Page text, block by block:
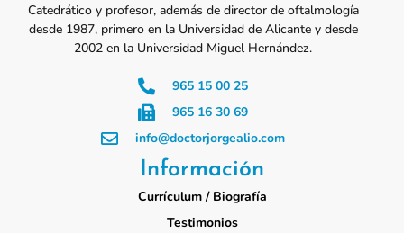
Catedrático y profesor, además de director de oftalmología
desde 1987, primero en la Universidad de Alicante y desde
2002 en la Universidad Miguel Hernández.
965 15 00 25
965 16 30 69
info@doctorjorgealio.com
Información
Currículum / Biografía
Testimonios